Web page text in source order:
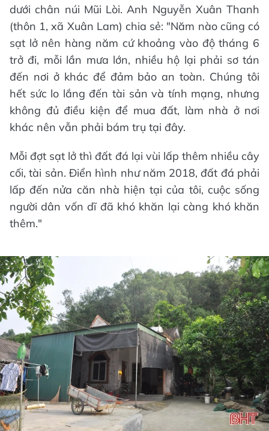
dưới chân núi Mũi Lòi. Anh Nguyễn Xuân Thanh
(thôn 1, xã Xuân Lam) chia sẻ: "Năm nào cũng có
sạt lở nên hàng năm cứ khoảng vào độ tháng 6
trở đi, mỗi lần mưa lớn, nhiều hộ lại phải sơ tán
đến nơi ở khác để đảm bảo an toàn. Chúng tôi
hết sức lo lắng đến tài sản và tính mạng, nhưng
không đủ điều kiện để mua đất, làm nhà ở nơi
khác nên vẫn phải bám trụ tại đây.
Mỗi đợt sạt lở thì đất đá lại vùi lấp thêm nhiều cây
cối, tài sản. Điển hình như năm 2018, đất đá phải
lấp đến nửa căn nhà hiện tại của tôi, cuộc sống
người dân vốn dĩ đã khó khăn lại càng khó khăn
thêm."